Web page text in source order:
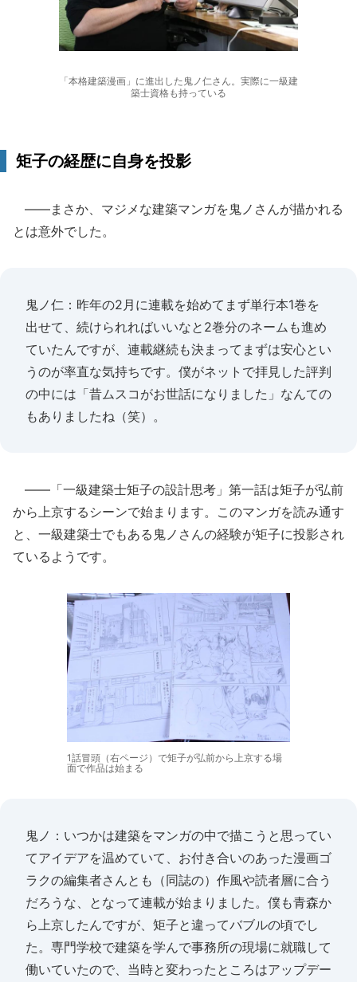
「本格建築漫画」に進出した鬼ノ仁さん。実際に一級建
築士資格も持っている
矩子の経歴に自身を投影
――まさか、マジメな建築マンガを鬼ノさんが描かれる
とは意外でした。
鬼ノ仁：昨年の2月に連載を始めてまず単行本1巻を
出せて、続けられればいいなと2巻分のネームも進め
ていたんですが、連載継続も決まってまずは安心とい
うのが率直な気持ちです。僕がネットで拝見した評判
の中には「昔ムスコがお世話になりました」なんての
もありましたね（笑）。
――「一級建築士矩子の設計思考」第一話は矩子が弘前
から上京するシーンで始まります。このマンガを読み通す
と、一級建築士でもある鬼ノさんの経験が矩子に投影され
ているようです。
1話冒頭（右ページ）で矩子が弘前から上京する場
面で作品は始まる
鬼ノ：いつかは建築をマンガの中で描こうと思ってい
てアイデアを温めていて、お付き合いのあった漫画ゴ
ラクの編集者さんとも（同誌の）作風や読者層に合う
だろうな、となって連載が始まりました。僕も青森か
ら上京したんですが、矩子と違ってバブルの頃でし
た。専門学校で建築を学んで事務所の現場に就職して
働いていたので、当時と変わったところはアップデー